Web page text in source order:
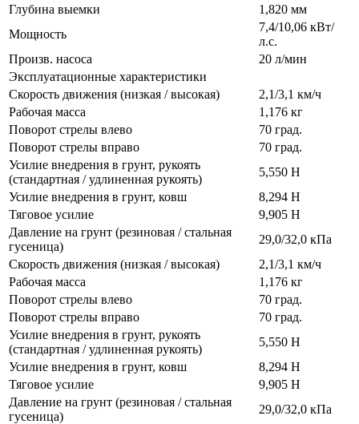
Глубина выемки
1,820 мм
Мощность
7,4/10,06 кВт/
л.с.
Произв. насоса
20 л/мин
Эксплуатационные характеристики
Скорость движения (низкая / высокая)
2,1/3,1 км/ч
Рабочая масса
1,176 кг
Поворот стрелы влево
70 град.
Поворот стрелы вправо
70 град.
Усилие внедрения в грунт, рукоять
(стандартная / удлиненная рукоять)
5,550 Н
Усилие внедрения в грунт, ковш
8,294 Н
Тяговое усилие
9,905 Н
Давление на грунт (резиновая / стальная
гусеница)
29,0/32,0 кПа
Скорость движения (низкая / высокая)
2,1/3,1 км/ч
Рабочая масса
1,176 кг
Поворот стрелы влево
70 град.
Поворот стрелы вправо
70 град.
Усилие внедрения в грунт, рукоять
(стандартная / удлиненная рукоять)
5,550 Н
Усилие внедрения в грунт, ковш
8,294 Н
Тяговое усилие
9,905 Н
Давление на грунт (резиновая / стальная
гусеница)
29,0/32,0 кПа